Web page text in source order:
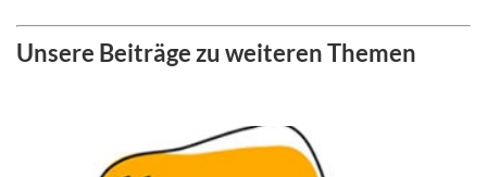
Unsere Beiträge zu weiteren Themen